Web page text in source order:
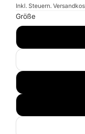
Inkl. Steuern.
Größe